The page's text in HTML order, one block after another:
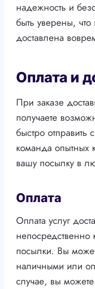
надежность и
быть уверены,
доставлена
Оплата и
При заказе
получаете
быстро
команда опытных
вашу посылку в
Оплата
Оплата услуг
непосредственно
посылки. Вы
наличными или
случае, вы